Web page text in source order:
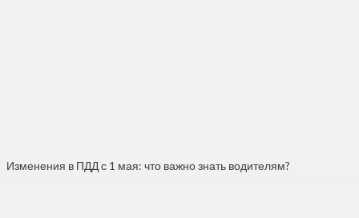
Изменения в ПДД с 1 мая: что важно знать водителям?